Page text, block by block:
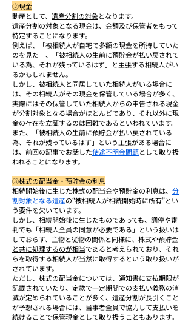
②現金
動産として、 遺産分割の対象となります。
遺産分割の対象となる現金は、金額及び保管者をもって
特定することになります。
例えば、「被相続人が自宅で多額の現金を所持していた
のを見た」、「被相続人の生前に預貯金が払い戻されて
いる為、それが残っているはず」と主張する相続人がい
るかもしれません。
しかし、被相続人と同居していた相続人がいる場合に
は、その相続人がその現金を保管している場合が多く、
実際にはその保管していた相続人からの申告される現金
が分割対象となる場合がほとんどであり、それ以外に現
金の存在を立証するのは困難であるといわれています。
また、「被相続人の生前に預貯金が払い戻されている
為、それが残っているはず」という主張がある場合に
は、前回の記事でお話した使途不明金問題として取り扱
われることになります。
③株式の配当金・預貯金の利息
相続開始後に生じた株式の配当金や預貯金の利息は、 分
割対象となる遺産の“被相続人が相続開始時に所有”とい
う要件を欠いています。
しかし、相続開始後に生じたものであっても、調停や審
判でも「相続人全員の同意が必要である」という扱いは
しておらず、主物と従物の関係と同様に、 株式や預貯金
と共に処理するのが相当であると考えられており、それ
らを取得する相続人が当然に取得するという取り扱いが
されています。
ただし、株式の配当金については、通知書に支払期限が
記載されていたり、定款で一定期間での支払い義務の消
滅が定められていることが多く、遺産分割が長引くこと
が予想される場合には、当事者全員で協力して支払いを
続けることで保管現金として取り扱うこともあります。